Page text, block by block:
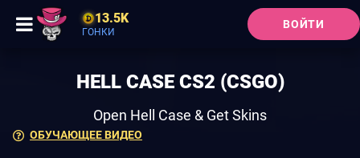
13.5K
ГОНКИ
ВОЙТИ
ОБУЧАЮЩЕЕ ВИДЕО
HELL CASE CS2 (CSGO)
Open Hell Case & Get Skins